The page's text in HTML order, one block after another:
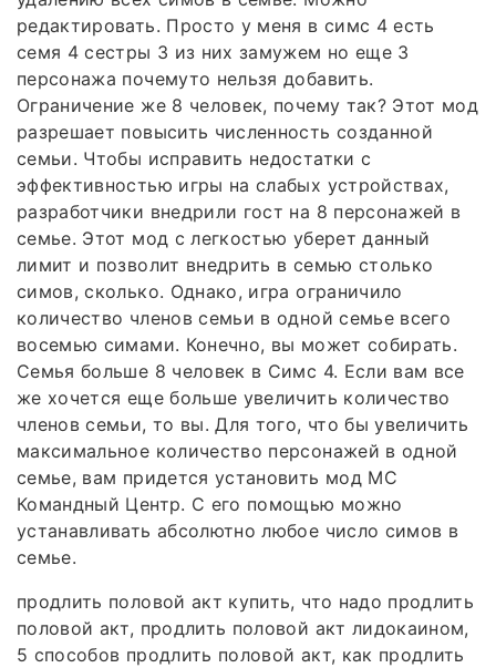
редактировать. Просто у меня в симс 4 есть
семя 4 сестры 3 из них замужем но еще 3
персонажа почемуто нельзя добавить.
Ограничение же 8 человек, почему так? Этот мод
разрешает повысить численность созданной
семьи. Чтобы исправить недостатки с
эффективностью игры на слабых устройствах,
разработчики внедрили гост на 8 персонажей в
семье. Этот мод с легкостью уберет данный
лимит и позволит внедрить в семью столько
симов, сколько. Однако, игра ограничило
количество членов семьи в одной семье всего
восемью симами. Конечно, вы может собирать.
Семья больше 8 человек в Симс 4. Если вам все
же хочется еще больше увеличить количество
членов семьи, то вы. Для того, что бы увеличить
максимальное количество персонажей в одной
семье, вам придется установить мод МС
Командный Центр. С его помощью можно
устанавливать абсолютно любое число симов в
семье.
продлить половой акт купить, что надо продлить
половой акт, продлить половой акт лидокаином,
5 способов продлить половой акт, как продлить